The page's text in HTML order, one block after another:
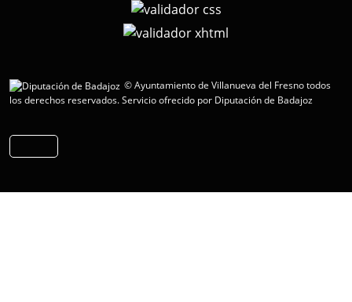
© Ayuntamiento de Villanueva del Fresno todos
los derechos reservados.Servicio ofrecido por Diputación de Badajoz